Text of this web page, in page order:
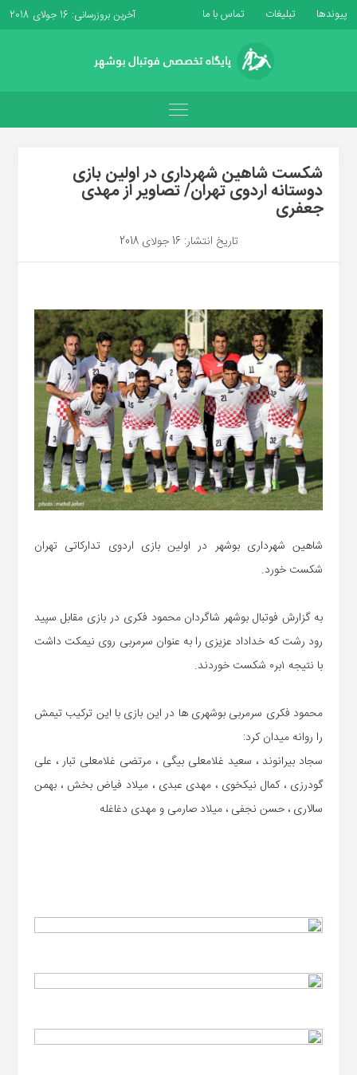
پیوندها تبلیغات تماس با ما آخرین بروزرسانی: 16 جولای 2018
شکست شاهین شهرداری در اولین بازی
دوستانه اردوی تهران/ تصاویر از مهدی
جعفری
تاریخ انتشار: 16 جولای 2018
شاهین شهرداری بوشهر در اولین بازی اردوی تدارکاتی تهران
شکست خورد.
به گزارش فوتبال بوشهر شاگردان محمود فکری در بازی مقابل سپید
رود رشت که خداداد عزیزی را به عنوان سرمربی روی نیمکت داشت
با نتیجه ۱بر۰ شکست خوردند.
محمود فکری سرمربی بوشهری ها در این بازی با این ترکیب تیمش
را روانه میدان کرد:
سجاد بیرانوند ، سعید غلامعلی بیگی ، مرتضی غلامعلی تبار ، علی
گودرزی ، کمال نیکخوی ، مهدی عبدی ، میلاد فیاض بخش ، بهمن
سالاری ، حسن نجفی ، میلاد صارمی و مهدی دغاغله